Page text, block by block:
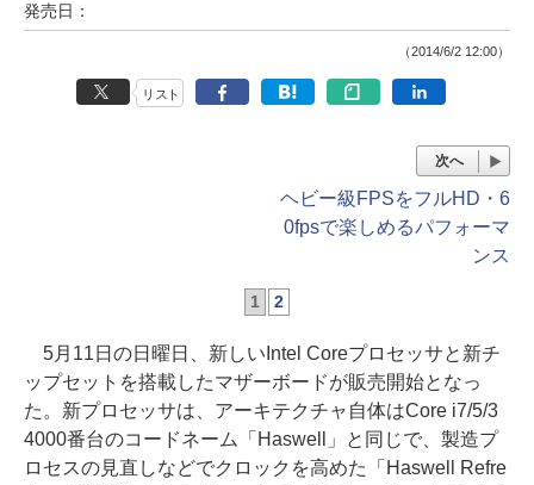
発売日：
（2014/6/2 12:00）
リスト
次へ
ヘビー級FPSをフルHD・6
0fpsで楽しめるパフォーマ
ンス
1 2
5月11日の日曜日、新しいIntel Coreプロセッサと新チ
ップセットを搭載したマザーボードが販売開始となっ
た。新プロセッサは、アーキテクチャ自体はCore i7/5/3
4000番台のコードネーム「Haswell」と同じで、製造プ
ロセスの見直しなどでクロックを高めた「Haswell Refre